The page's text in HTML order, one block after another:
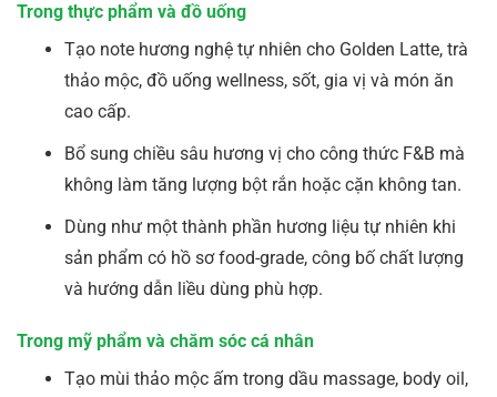
Trong thực phẩm và đồ uống
Tạo note hương nghệ tự nhiên cho Golden Latte, trà
thảo mộc, đồ uống wellness, sốt, gia vị và món ăn
cao cấp.
Bổ sung chiều sâu hương vị cho công thức F&B mà
không làm tăng lượng bột rắn hoặc cặn không tan.
Dùng như một thành phần hương liệu tự nhiên khi
sản phẩm có hồ sơ food-grade, công bố chất lượng
và hướng dẫn liều dùng phù hợp.
Trong mỹ phẩm và chăm sóc cá nhân
Tạo mùi thảo mộc ấm trong dầu massage, body oil,